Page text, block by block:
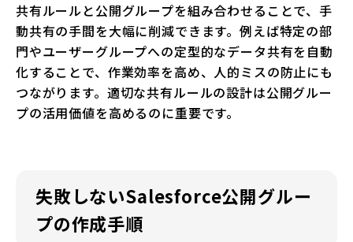
共有ルールと公開グループを組み合わせることで、手
動共有の手間を大幅に削減できます。例えば特定の部
門やユーザーグループへの定型的なデータ共有を自動
化することで、作業効率を高め、人的ミスの防止にも
つながります。適切な共有ルールの設計は公開グルー
プの活用価値を高めるのに重要です。
失敗しないSalesforce公開グルー
プの作成手順